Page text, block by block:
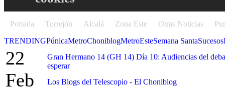
Portada Torrejón Alcalá Zona Este Otras Noticias
TRENDINGPúnicaMetroChoniblogMetroEsteSemana SantaSucesos
22
Feb
Gran Hermano 14 (GH 14) Día 10: Audiencias del
esperar
Los Blogs del Telescopio - El Choniblog